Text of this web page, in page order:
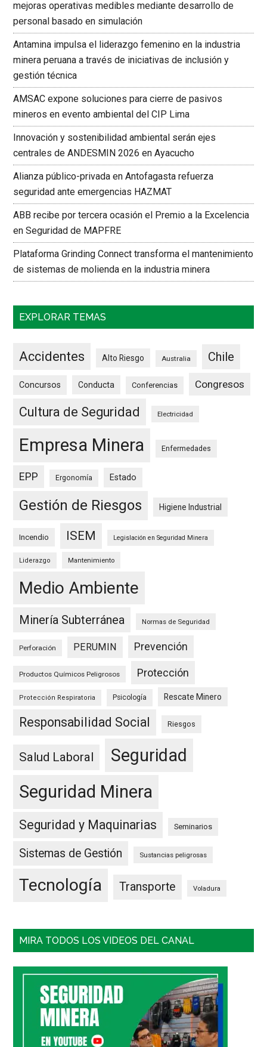
mejoras operativas medibles mediante desarrollo de
personal basado en simulación
Antamina impulsa el liderazgo femenino en la industria
minera peruana a través de iniciativas de inclusión y
gestión técnica
AMSAC expone soluciones para cierre de pasivos
mineros en evento ambiental del CIP Lima
Innovación y sostenibilidad ambiental serán ejes
centrales de ANDESMIN 2026 en Ayacucho
Alianza público-privada en Antofagasta refuerza
seguridad ante emergencias HAZMAT
ABB recibe por tercera ocasión el Premio a la Excelencia
en Seguridad de MAPFRE
Plataforma Grinding Connect transforma el mantenimiento
de sistemas de molienda en la industria minera
EXPLORAR TEMAS
Accidentes Alto Riesgo Australia Chile
Concursos Conducta Conferencias Congresos
Cultura de Seguridad Electricidad
Empresa Minera Enfermedades
EPP Ergonomía Estado
Gestión de Riesgos Higiene Industrial
Incendio ISEM Legislación en Seguridad Minera
Liderazgo Mantenimiento
Medio Ambiente
Minería Subterránea Normas de Seguridad
Perforación PERUMIN Prevención
Productos Químicos Peligrosos Protección
Protección Respiratoria Psicología Rescate Minero
Responsabilidad Social Riesgos
Salud Laboral
Seguridad
Seguridad Minera
Seguridad y Maquinarias Seminarios
Sistemas de Gestión Sustancias peligrosas
Tecnología Transporte Voladura
MIRA TODOS LOS VIDEOS DEL CANAL